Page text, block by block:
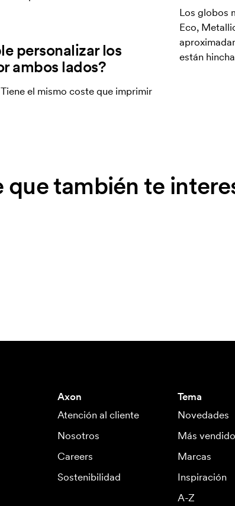
personalizar los
ambos lados?
el mismo coste que imprimir
Los globos
Eco,
están
que también te
Axon
Atención al cliente
Nosotros
Careers
Sostenibilidad
Tema
Novedades
Más
Marcas
Inspiración
A-Z